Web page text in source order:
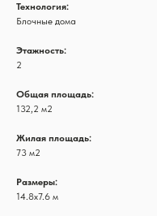
Технология:
Блочные дома
Этажность:
2
Общая площадь:
132,2 м2
Жилая площадь:
73 м2
Размеры:
14.8х7.6 м